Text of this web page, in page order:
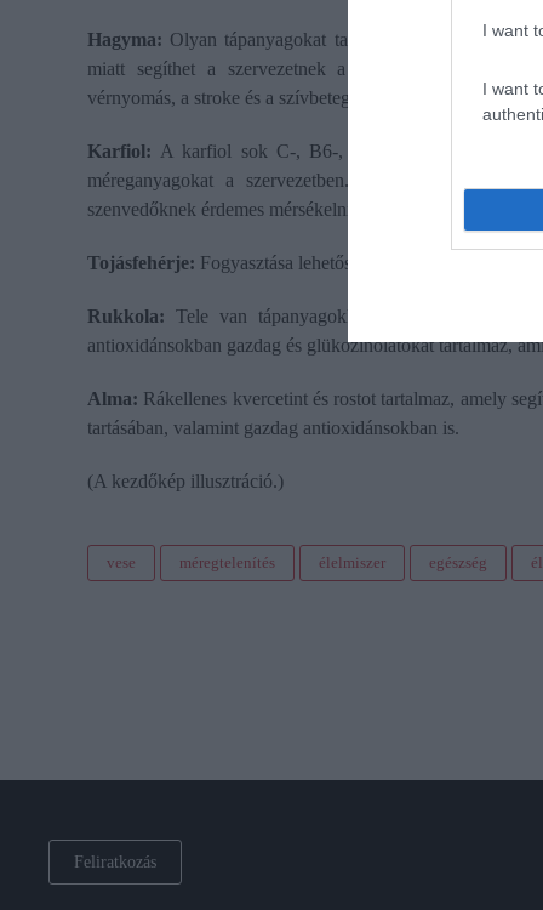
I want
I want
Hagyma: Olyan tápanyagokat tartalmaz, mint a B6- és
miatt segíthet a szervezetnek a rák elleni
vérnyomás, a stroke és a szívbetegségek kockázatát.
Karfiol: A karfiol sok C-, B6-, B9- és K-vitamint,
méreganyagokat a szervezetben. Azonban a karfiol
szenvedőknek érdemes mérsékelni a fogyasztását.
Tojásfehérje: Fogyasztása lehetőséget ad a fehérjeszint
Rukkola:Tele van tápanyagokkal, mint a
antioxidánsokban gazdag és glükozinolátokat tartalmaz,
Alma: Rákellenes kvercetint és rostot tartalmaz, amely
tartásában, valamint gazdag antioxidánsokban is.
(A kezdőkép illusztráció.)
vese méregtelenítés élelmiszer egészség
Feliratkozás